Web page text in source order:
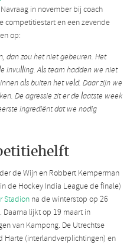
in november bij coach
competitiestart en een zevende
op:
dan zou het niet gebeuren. Het
invulling. Als team hadden we niet
als buiten het veld. Daar zijn we
De agressie zit er de laatste week
ingrediënt dat we nodig
de Wijn en Robbert Kemperman
de Hockey India League de finale)
Stadion na de winterstop op 26
lijkt op 19 maart in
van Kampong. De Utrechtse
Harte (interlandverplichtingen) en